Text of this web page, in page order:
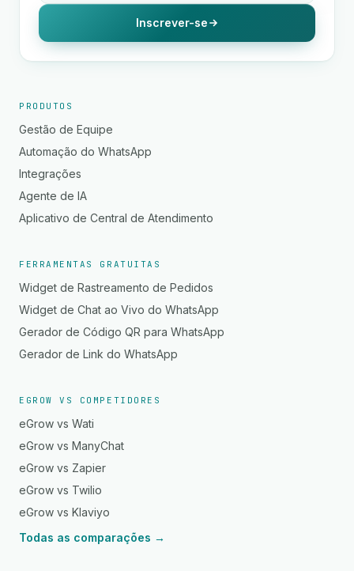
Inscrever-se
PRODUTOS
Gestão de Equipe
Automação do WhatsApp
Integrações
Agente de IA
Aplicativo de Central de Atendimento
FERRAMENTAS GRATUITAS
Widget de Rastreamento de Pedidos
Widget de Chat ao Vivo do WhatsApp
Gerador de Código QR para WhatsApp
Gerador de Link do WhatsApp
EGROW VS COMPETIDORES
eGrow vs Wati
eGrow vs ManyChat
eGrow vs Zapier
eGrow vs Twilio
eGrow vs Klaviyo
Todas as comparações →